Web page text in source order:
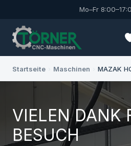
Mo–Fr
Startseite Maschinen MAZAK
VIELEN DANK
BESUCH